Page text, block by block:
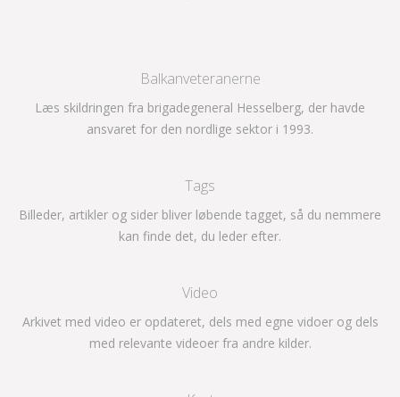
Balkanveteranerne
Læs skildringen fra brigadegeneral Hesselberg, der havde
ansvaret for den nordlige sektor i 1993.
Tags
Billeder, artikler og sider bliver løbende tagget, så du nemmere
kan finde det, du leder efter.
Video
Arkivet med video er opdateret, dels med egne vidoer og dels
med relevante videoer fra andre kilder.